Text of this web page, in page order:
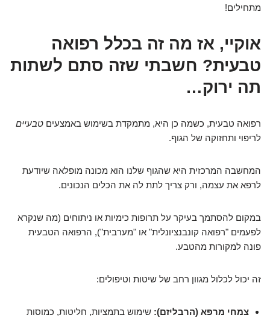
מתחילים!
אוקיי, אז מה זה בכלל רפואה
טבעית? חשבתי שזה סתם לשתות
תה ירוק…
רפואה טבעית, כשמה כן היא, מתמקדת בשימוש באמצעים טבעיים
לריפוי ותחזוקה של הגוף.
המחשבה המרכזית היא שהגוף שלנו הוא מכונה מופלאה שיודעת
לרפא את עצמה, ורק צריך לתת לה את הכלים הנכונים.
במקום להסתמך בעיקר על תרופות כימיות או ניתוחים (מה שנקרא
לפעמים "רפואה קונבנציונלית" או "מערבית"), הרפואה הטבעית
פונה למקורות מהטבע.
זה יכול לכלול מגוון רחב של שיטות וטיפולים:
צמחי מרפא (הרבליזם): שימוש בתמציות, חליטות, כמוסות